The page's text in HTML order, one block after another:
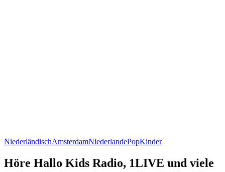
NiederländischAmsterdamNiederlandePopKinder
Höre Hallo Kids Radio, 1LIVE und viele